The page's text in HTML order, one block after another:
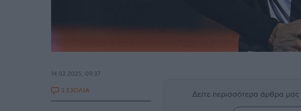
Δείτε περισσότερα άρθρα μας
14.02.2025, 09:37
3 ΣΧΟΛΙΑ